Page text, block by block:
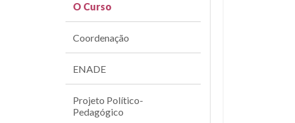
O Curso
Coordenação
ENADE
Projeto Político-
Pedagógico